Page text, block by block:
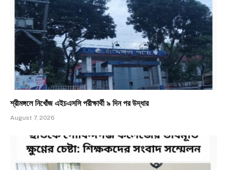
শ্রীমঙ্গলে নিখোঁজ এইচএসসি পরীক্ষার্থী ৯ দিন পর উদ্ধার
August 7, 2026